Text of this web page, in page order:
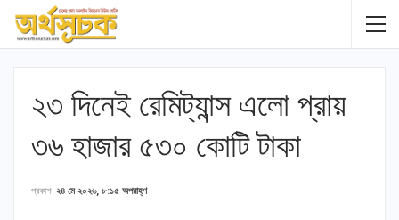
২৩ দিনেই রেমিট্যান্স এলো প্রায়
৩৬ হাজার ৫৩০ কোটি টাকা
প্রকাশ ২৪ মে ২০২৬, ৮:১৫ অপরাহ্ণ